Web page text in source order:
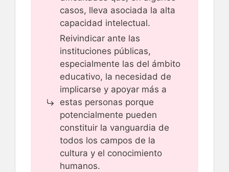
casos, lleva asociada la alta
capacidad intelectual.
Reivindicar ante las
instituciones públicas,
especialmente las del ámbito
educativo, la necesidad de
implicarse y apoyar más a
estas personas porque
potencialmente pueden
constituir la vanguardia de
todos los campos de la
cultura y el conocimiento
humanos.